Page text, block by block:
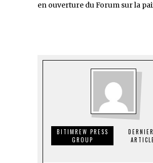
en ouverture du Forum sur la
BITIMREW PRESS
GROUP